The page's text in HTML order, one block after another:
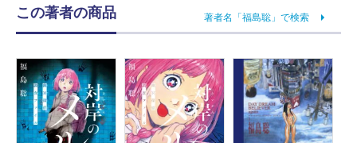
この著者の商品 著者名「福島聡」で検索